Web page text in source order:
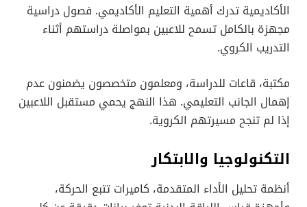
الأكاديمية تدرك أهمية التعليم الأكاديمي. فصول دراسية
مجهزة بالكامل تسمح للاعبين بمواصلة دراستهم أثناء
التدريب الكروي.
مكتبة، قاعات للدراسة، ومعلمون متخصصون يضمنون عدم
إهمال الجانب التعليمي. هذا النهج يحمي مستقبل اللاعبين
إذا لم تنجح مسيرتهم الكروية.
التكنولوجيا والابتكار
أنظمة تحليل الأداء المتقدمة، كاميرات تتبع الحركة،